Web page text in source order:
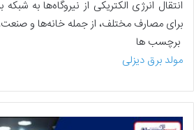
انتقال انرژی الکتریکی از نیروگاه‌ها به
برای مصارف مختلف، از جمله خانه‌ها و صنعت،
برچسب ها
مولد برق دیزلی